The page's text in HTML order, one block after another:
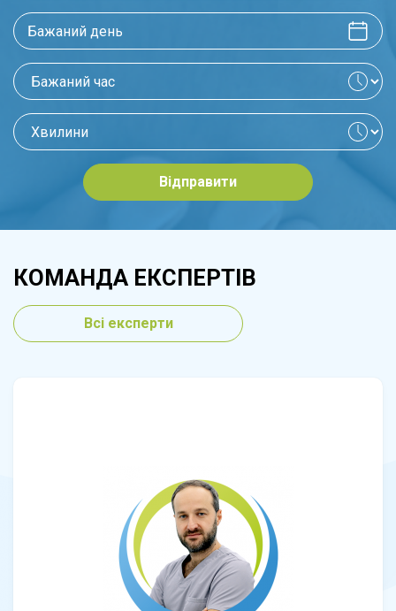
Відправити
КОМАНДА ЕКСПЕРТІВ
Всі експерти